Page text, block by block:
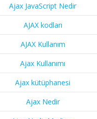
Ajax JavaScript Nedir
AJAX kodları
AJAX Kullanım
Ajax Kullanımı
Ajax kütüphanesi
Ajax Nedir